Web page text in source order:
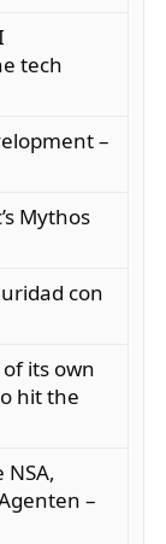
tech
–
Mythos
con
its own
hit the
–